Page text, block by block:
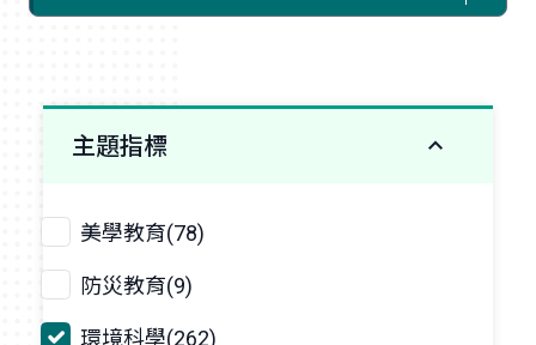
主題指標
美學教育(78)
防災教育(9)
環境科學(262)